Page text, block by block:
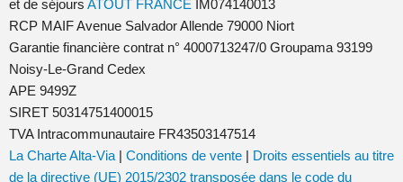
et de séjours ATOUT FRANCE IM074140013
RCP MAIF Avenue Salvador Allende 79000 Niort
Garantie financière contrat n° 4000713247/0 Groupama 93199
Noisy-Le-Grand Cedex
APE 9499Z
SIRET 50314751400015
TVA Intracommunautaire FR43503147514
La Charte Alta-Via| Conditions de vente
Droits essentiels au titre
de la directive (UE) 2015/2302 transposée dans le code du